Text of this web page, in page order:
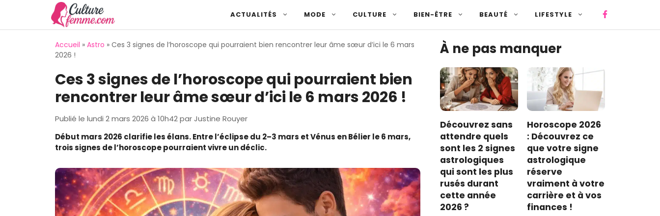
ACTUALITÉS MODE CULTURE BIEN-ÊTRE BEAUTÉ LIFESTYLE
Accueil » Astro » Ces 3 signes de l’horoscope qui pourraient bien rencontrer leur âme sœur d’ici le 6 mars
2026 !
Ces 3 signes de l’horoscope qui pourraient bien
rencontrer leur âme sœur d’ici le 6 mars 2026 !
Publié le lundi 2 mars 2026 à 10h42parJustine Rouyer
Début mars 2026 clarifie les élans. Entre l’éclipse du 2–3 mars et Vénus en Bélier le 6 mars,
trois signes de l’horoscope pourraient vivre un déclic.
À ne pas manquer
Découvrez sans
attendre quels
sont les 2 signes
astrologiques
qui sont les plus
rusés durant
cette année
2026 ?
Horoscope 2026
: Découvrez ce
que votre signe
astrologique
réserve
vraiment à votre
carrière et à vos
finances !